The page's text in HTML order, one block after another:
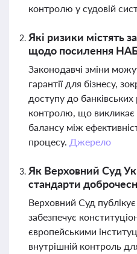
контролю у судовій
Які ризики містять
щодо посилення
Законодавчі зміни
гарантії для бізнесу,
доступу до банківських
контролю, що
балансу між
процесу. Джерело
Як Верховний Суд
стандарти
Верховний Суд
забезпечує
європейськими
внутрішній контроль